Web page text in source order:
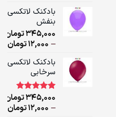
بادکنک لاتکسی
بنفش
345,000تومان
–
12,000تومان
بادکنک لاتکسی
سرخابی
امتیاز5.00
1
مشتری
345,000تومان
–
12,000تومان